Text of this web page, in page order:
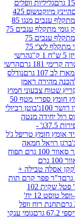
וופלים
היינץ מיוקטשופ 425
ממתק גומי מתקלף ענבים מנגו 85
ממתק גומי מתקלף ענבים 75
ממתק גומי מתקלף ענבים 75
ממתק גומי מתקלף ליצ'י 75
הרשי
הרשי
נודלס
ראמן
חמוץ
עיד אומץ חומץ ספריי מטף 50
בוטן רביולי
מנטה
37.5ג' -
טריפל ג'ל
חמאה
קנדי שוגר סאוור 100 גרם תפוח
+
קרם תות
סאוור פאצ' פטל שקית 102
וופל ג'נסן-וופל טוסט 12 יח'
וופל
גומי ענקי